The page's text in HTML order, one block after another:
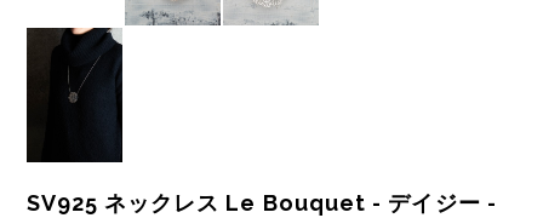
SV925 ネックレス Le Bouquet - デイジー -